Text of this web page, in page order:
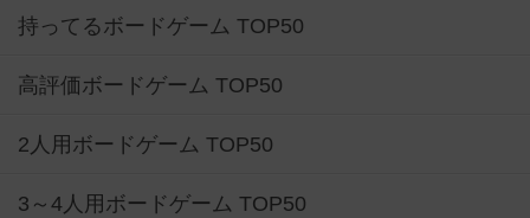
持ってるボードゲーム TOP50
高評価ボードゲーム TOP50
2人用ボードゲーム TOP50
3～4人用ボードゲーム TOP50